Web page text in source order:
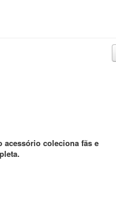
acessório coleciona fãs e